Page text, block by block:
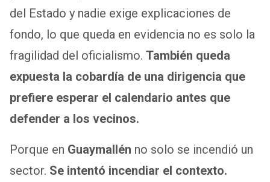
del Estado y nadie exige explicaciones de
fondo, lo que queda en evidencia no es solo la
fragilidad del oficialismo. También queda
expuesta la cobardía de una dirigencia que
prefiere esperar el calendario antes que
defender a los vecinos.
Porque en Guaymallén no solo se incendió un
sector. Se intentó incendiar el contexto.